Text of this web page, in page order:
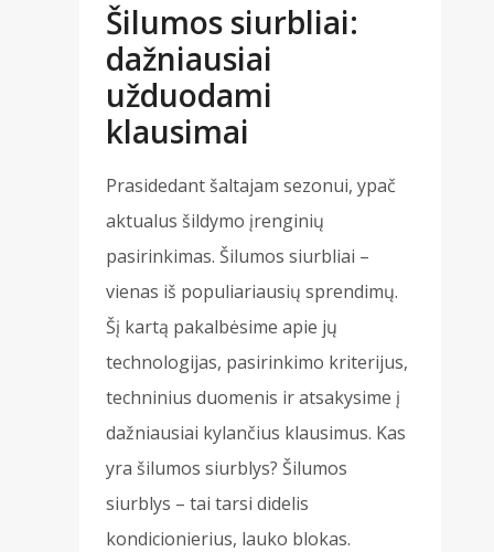
Šilumos siurbliai:
dažniausiai
užduodami
klausimai
Prasidedant šaltajam sezonui, ypač
aktualus šildymo įrenginių
pasirinkimas. Šilumos siurbliai –
vienas iš populiariausių sprendimų.
Šį kartą pakalbėsime apie jų
technologijas, pasirinkimo kriterijus,
techninius duomenis ir atsakysime į
dažniausiai kylančius klausimus. Kas
yra šilumos siurblys? Šilumos
siurblys – tai tarsi didelis
kondicionierius, lauko blokas.